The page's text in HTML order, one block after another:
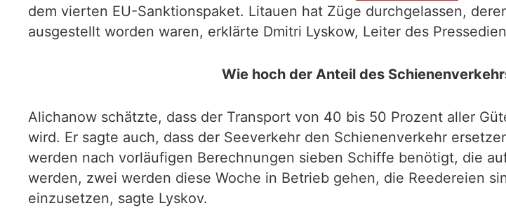
dem vierten EU-Sanktionspaket. Litauen hat Züge durchgelassen,
ausgestellt worden waren, erklärte Dmitri Lyskow, Leiter des
Wie hoch der Anteil des
Alichanow schätzte, dass der Transport von 40 bis 50 Prozent aller
wird. Er sagte auch, dass der Seeverkehr den Schienenverkehr
werden nach vorläufigen Berechnungen sieben Schiffe benötigt, die
werden, zwei werden diese Woche in Betrieb gehen, die Reedereien
einzusetzen, sagte Lyskov.